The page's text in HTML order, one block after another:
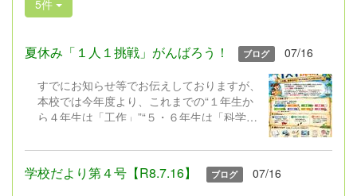
5件
夏休み「１人１挑戦」がんばろう！ ブログ 07/16
すでにお知らせ等でお伝えしておりますが、
本校では今年度より、これまでの“１年生か
ら４年生は「工作」”“５・６年生は「科学研
題を見直し、新たに「1人1挑戦」を実施い
たします。近年、子どもたちの興味や関心は
ますます多様化しています。また、これから
学校だより第４号【R8.7.16】 ブログ 07/16